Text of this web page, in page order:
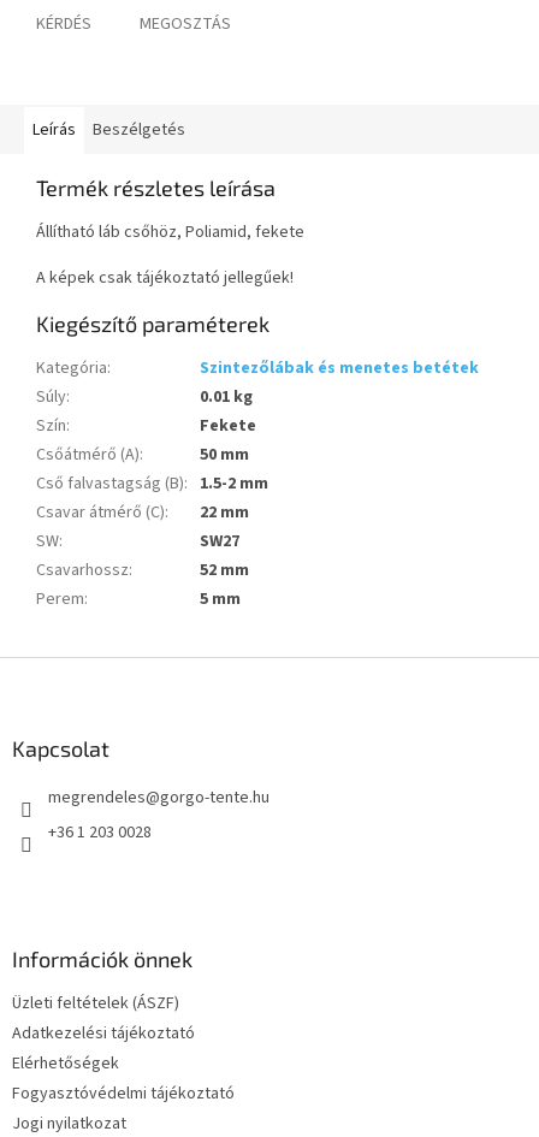
KÉRDÉS MEGOSZTÁS
Leírás Beszélgetés
Termék részletes leírása
Állítható láb csőhöz, Poliamid, fekete
A képek csak tájékoztató jellegűek!
Kiegészítő paraméterek
Kategória:
Szintezőlábak és menetes betétek
Súly:
0.01 kg
Szín:
Fekete
Csőátmérő (A):
50 mm
Cső falvastagság (B): 1.5-2 mm
Csavar átmérő (C):
22 mm
SW:
SW27
Csavarhossz:
52 mm
Perem: 5 mm
Kapcsolat
megrendeles@gorgo-tente.hu
+36 1 203 0028
Információk önnek
Üzleti feltételek (ÁSZF)
Adatkezelési tájékoztató
Elérhetőségek
Fogyasztóvédelmi tájékoztató
Jogi nyilatkozat